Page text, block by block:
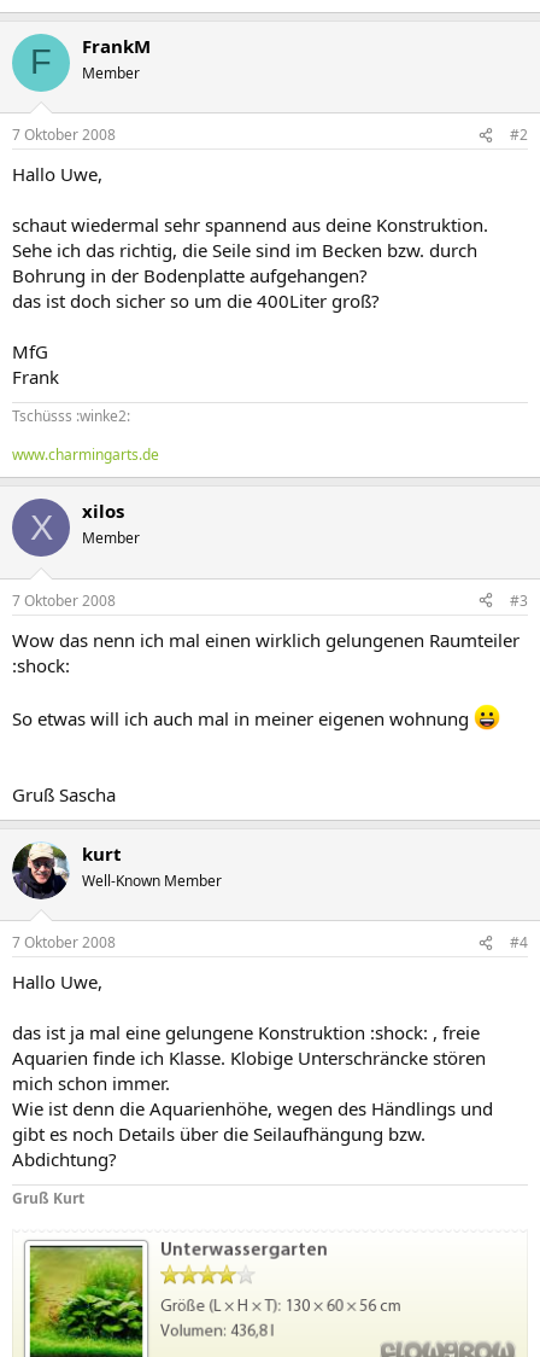
F FrankM
Member
7 Oktober 2008 #2
Hallo Uwe,
schaut wiedermal sehr spannend aus deine Konstruktion.
Sehe ich das richtig, die Seile sind im Becken bzw. durch
Bohrung in der Bodenplatte aufgehangen?
das ist doch sicher so um die 400Liter groß?
MfG
Frank
Tschüsss :winke2:
www.charmingarts.de
X xilos
Member
7 Oktober 2008 #3
Wow das nenn ich mal einen wirklich gelungenen Raumteiler
:shock:
So etwas will ich auch mal in meiner eigenen wohnung
Gruß Sascha
kurt
Well-Known Member
7 Oktober 2008 #4
Hallo Uwe,
das ist ja mal eine gelungene Konstruktion :shock: , freie
Aquarien finde ich Klasse. Klobige Unterschräncke stören
mich schon immer.
Wie ist denn die Aquarienhöhe, wegen des Händlings und
gibt es noch Details über die Seilaufhängung bzw.
Abdichtung?
Gruß Kurt